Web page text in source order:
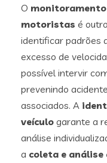
O
motoristas é
identificar padrões
excesso de
possível intervir
prevenindo
associados. A
veículo garante a
análise
a coleta e análise